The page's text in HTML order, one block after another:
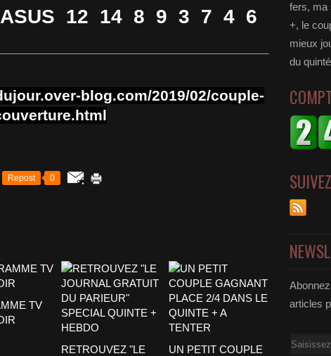
12 14 8 9 3 7 4 6
blog.com/2019/02/couple-
Repost 0
TV
RETROUVEZ "LE
UN PETIT COUPLE
fers, ma
+, le
mieux
du
articles
Email